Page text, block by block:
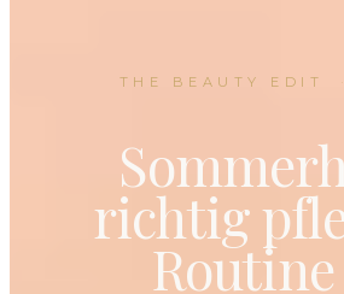
THE BEAUTY EDIT
richtig